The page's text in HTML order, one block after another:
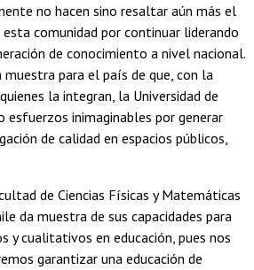
no hacen sino resaltar aún más el
comunidad por continuar liderando
de conocimiento a nivel nacional.
para el país de que, con la
la integran, la Universidad de
esfuerzos inimaginables por generar
de calidad en espacios públicos,
de Ciencias Físicas y Matemáticas
da muestra de sus capacidades para
y cualitativos en educación, pues nos
garantizar una educación de